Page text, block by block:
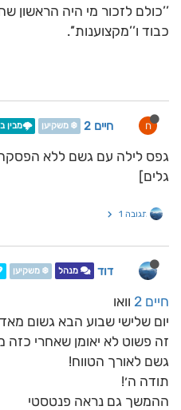
’’כולם לזכור מי היה הראשון
כבוד ו’’מקצוענות’’.
ח חיים 2 ❄️ משקיען 🌩️מבין
גפס לילה עם גשם ללא
גלים]
תגובה 1
דוד מנהל ❄️ משקיען
חיים 2
וואו
יום שלישי שבוע הבא גשום
זה פשוט לא יאומן שאחרי כזה
גשם לאורך הטווח!
תודה ה׳!
ההמשך גם נראה פנטסטי